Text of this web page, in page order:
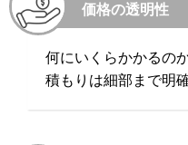
価格の透明性
何にいくらかかるの
積もりは細部まで明